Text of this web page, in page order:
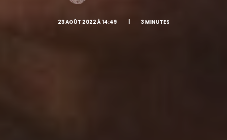
23 AOÛT 2022 À 14:49 3 MINUTES